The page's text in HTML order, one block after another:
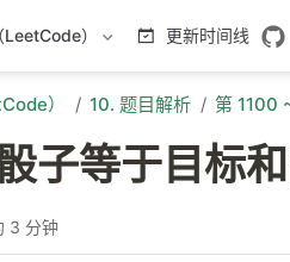
） 更新时间线
） 10. 题目解析 第 1100
子等于目标
3 分钟